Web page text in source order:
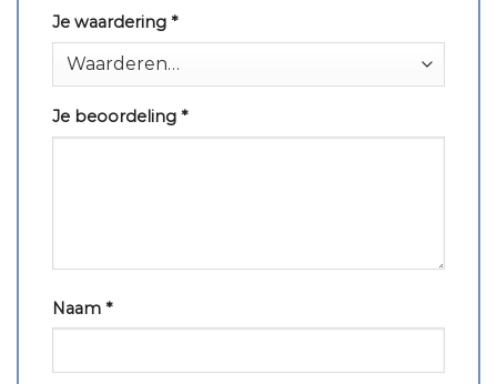
Je waardering *
Je beoordeling *
Naam *